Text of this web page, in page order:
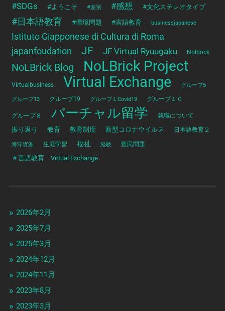
#SDGs #ようこそ #差別 #感想 #文化ステレオタイプ
#日本語教育 #環境問題 #言語教育 businessjapanese
Istituto Giapponese di Cultura di Roma
japanfoudation JF JF Virtual Ryuugaku Nolbrick
NoLBrick Blog NoLBrick Project
Virtualbusiness Virtual Exchange
グループ5
グループ13
グループ19 グループ１Covid19 グループ１０
グループ８ バーチャル留学 就職について
振り返り 教育 教育制度 新型コロナウイルス 日本語教育２
海洋資源 生涯学習 福祉 経験 難民問題
＃言語教育 Virtual Exchange
2026年2月
2025年7月
2025年3月
2024年12月
2024年11月
2023年8月
2023年3月